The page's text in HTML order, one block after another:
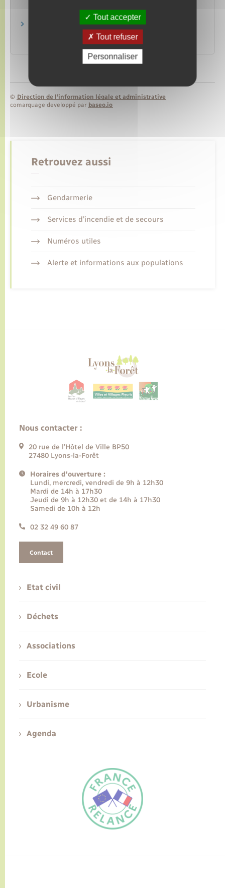
FR
Ministère chargé des finances
Impôt sur le revenu : dépliants d'information
Ministère chargé des finances
© Direction de l’information légale et administrative
comarquage developpé par baseo.io
Retrouvez aussi
Gendarmerie
Services d’incendie et de secours
Numéros utiles
Alerte et informations aux populations
Nous contacter :
20 rue de l’Hôtel de Ville BP50
27480 Lyons-la-Forêt
Horaires d'ouverture :
Lundi, mercredi, vendredi de 9h à 12h30
Mardi de 14h à 17h30
Jeudi de 9h à 12h30 et de 14h à 17h30
Samedi de 10h à 12h
02 32 49 60 87
Contact
Etat civil
Déchets
Associations
Ecole
Urbanisme
Agenda
Tout accepter
Tout refuser
Personnaliser